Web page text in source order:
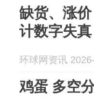
缺货、涨
计数字失
环球网资讯
鸡蛋 多空